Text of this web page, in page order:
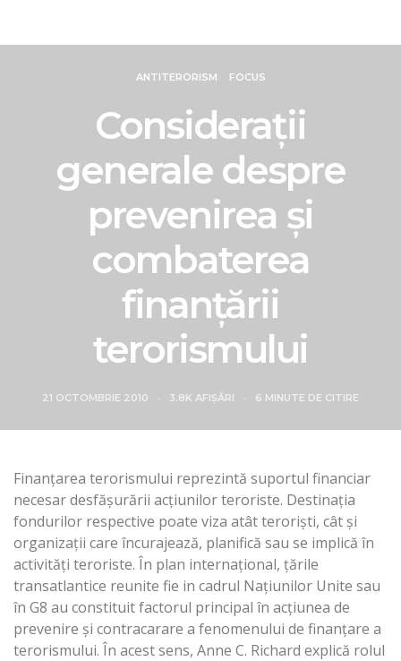
ANTITERORISM FOCUS
Consideraţii
generale despre
prevenirea şi
combaterea
finanţării
terorismului
21 OCTOMBRIE 2010 3.8K AFIȘĂRI 6 MINUTE DE CITIRE
Finanţarea terorismului reprezintă suportul financiar
necesar desfăşurării acţiunilor teroriste. Destinaţia
fondurilor respective poate viza atât terorişti, cât şi
organizaţii care încurajează, planifică sau se implică în
activităţi teroriste. În plan internaţional, ţările
transatlantice reunite fie in cadrul Naţiunilor Unite sau
în G8 au constituit factorul principal în acţiunea de
prevenire şi contracarare a fenomenului de finanţare a
terorismului. În acest sens, Anne C. Richard explică rolul